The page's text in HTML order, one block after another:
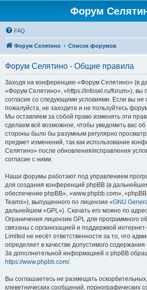
Форум
FAQ
Форум Селятино Список форумов
Форум Селятино - Общие правила
Заходя на конференцию «Форум Селятино» (в
«Форум Селятино», «https://infosel.ru/forum»), вы
согласие со следующими условиями. Если вы не
пожалуйста, не заходите и не пользуйтесь
Мы оставляем за собой право изменять эти
сделаем всё возможное, чтобы уведомить вас
стороны было бы разумным регулярно
предмет изменений, так как использование
Селятино» после обновления/исправления
согласие с ними.
Наши форумы работают под управлением
для создания конференций phpBB (в
обеспечение phpBB», «www.phpbb.com»,
Teams»), выпущенного по лицензии «GNU
дальнейшем «GPL»). Скачать его можно по
Ограничения лицензии GPL для программного
связаны с организацией и поддержкой
Limited не несёт ответственности за то, что
определяет в качестве допустимого
За дополнительной информацией о phpBB
https://www.phpbb.com/.
Вы соглашаетесь не размещать
клеветнических сообщений, порнографических